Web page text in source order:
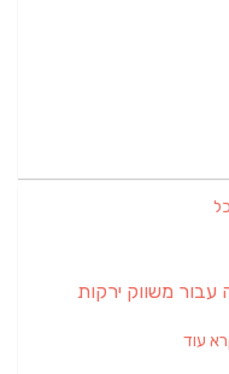
משווק ירקות
עוד